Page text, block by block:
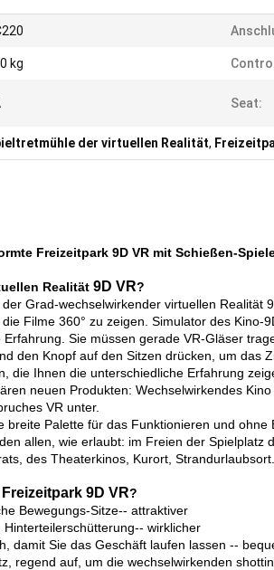
kg
Seat:
der virtuellen Realität,
Freizeitpark 9D VR mit Schießen-
Realität 9D VR?
Grad-wechselwirkender virtuellen Realität
Filme 360° zu zeigen. Simulator des
Sie müssen gerade VR-Gläser
den Knopf auf den Sitzen drücken, um das
die Ihnen die unterschiedliche Erfahrung
neuen Produkten: Wechselwirkendes
VR unter.
breite Palette für das Funktionieren und
allen, wie erlaubt: im Freien der Spielplatz
des Theaterkinos, Kurort, Strandurlaubsort.
Freizeitpark 9D VR?
Bewegungs-Sitze-- attraktiver
wirklicher
damit Sie das Geschäft laufen lassen --
regend auf, um die wechselwirkenden